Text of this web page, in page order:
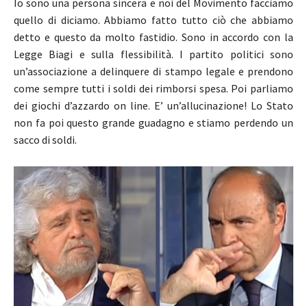
Io sono una persona sincera e noi del Movimento facciamo
quello di diciamo. Abbiamo fatto tutto ciò che abbiamo
detto e questo da molto fastidio. Sono in accordo con la
Legge Biagi e sulla flessibilità. I partito politici sono
un’associazione a delinquere di stampo legale e prendono
come sempre tutti i soldi dei rimborsi spesa. Poi parliamo
dei giochi d’azzardo on line. E’ un’allucinazione! Lo Stato
non fa poi questo grande guadagno e stiamo perdendo un
sacco di soldi.